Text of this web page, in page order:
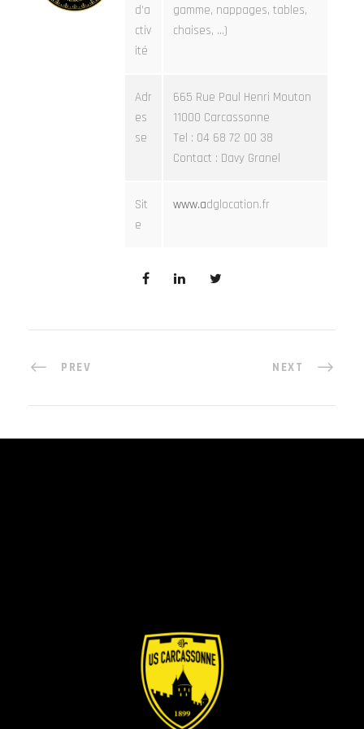
d’a
ctiv
ité
gamme, nappages, tables,
chaises, …)
Adr
es
se
665 Rue Paul Henri Mouton
11000 Carcassonne
Tel : 04 68 72 00 38
Contact : Davy Granel
Sit
e
www.adglocation.fr
PREV NEXT